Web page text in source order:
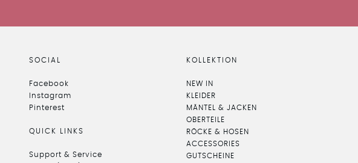
SOCIAL
Facebook
Instagram
Pinterest
QUICK LINKS
Support & Service
KOLLEKTION
NEW IN
KLEIDER
MÄNTEL & JACKEN
OBERTEILE
RÖCKE & HOSEN
ACCESSORIES
GUTSCHEINE